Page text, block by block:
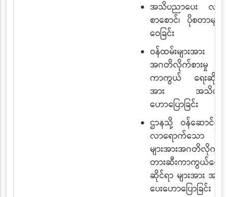
အသိပညာပေး လက်
စာစောင်၊ ပိုစတာမျာ
ဝေခြင်း
ဝန်ထမ်းများအား
အဂတိလိုက်စားမှု တာ
ကာကွယ် ရေးဆိုင်ရာ
အား အသိပညာ
ဟောပြောခြင်း
ဌာနသို့ ဝန်ဆောင်မှု
လာရောက်သော ပ
များအားအဂတိလိုက်စာ
တားဆီးကာကွယ်ရေး
ဆိုင်ရာ များအား အ
ပေးဟောပြောခြင်း